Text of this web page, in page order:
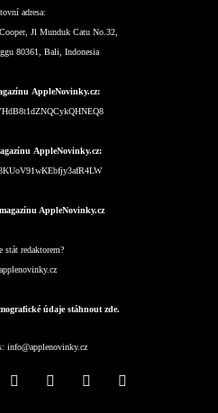
adresa:
Jl Munduk Catu No.32,
80361, Bali, Indonesia
AppleNovinky.cz:
AppleNovinky.cz:
AppleNovinky.cz
stát redaktorem?
údaje stáhnout zde.
info@applenovinky.cz